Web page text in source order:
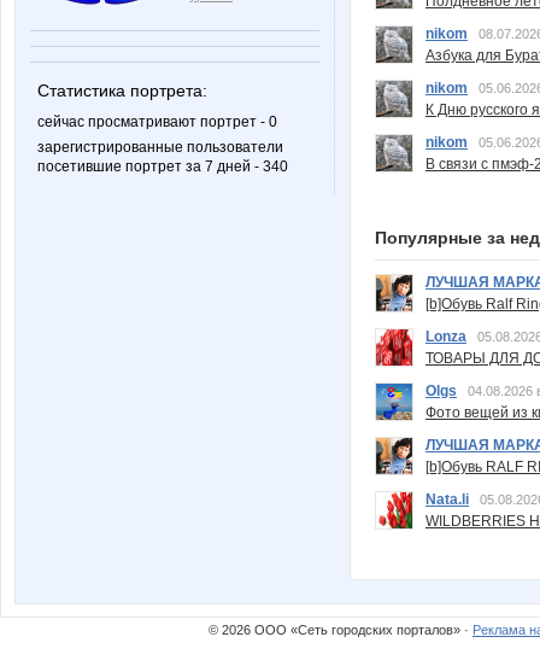
Статистика портрета:
сейчас просматривают портрет - 0
зарегистрированные пользователи
посетившие портрет за 7 дней - 340
nikom
Азбука для
nikom
К Дню русского
nikom
В связи с пмэф-
Популярные за
ЛУЧШАЯ
[b]Обувь Ralf
Lonza
ТОВАРЫ ДЛЯ
Olgs
04.08.2026
Фото вещей из
ЛУЧШАЯ
[b]Обувь RALF
Nata.li
© 2026 ООО «Сеть городских порталов» · Реклама